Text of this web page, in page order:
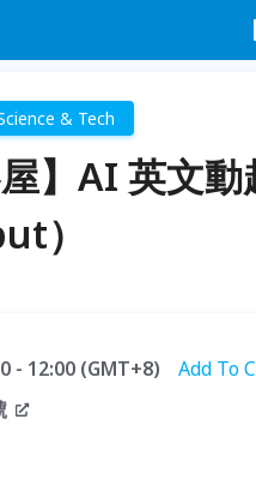
& Tech
屋】AI 英文
）
- 12:00 (GMT+8)
Add To